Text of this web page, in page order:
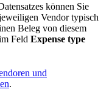
können Sie
Vendor typisch
Beleg von diesem
Feld Expense type
und
.